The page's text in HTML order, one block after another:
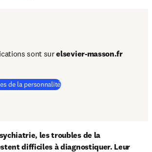
sont sur elsevier-masson.fr
de la personnalité(
les troubles de la
difficiles à diagnostiquer. Leur